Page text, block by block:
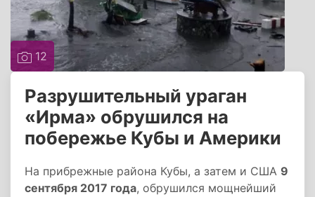
12
Разрушительный ураган
«Ирма» обрушился на
побережье Кубы и Америки
На прибрежные района Кубы, а затем и США 9
сентября 2017 года, обрушился мощнейший